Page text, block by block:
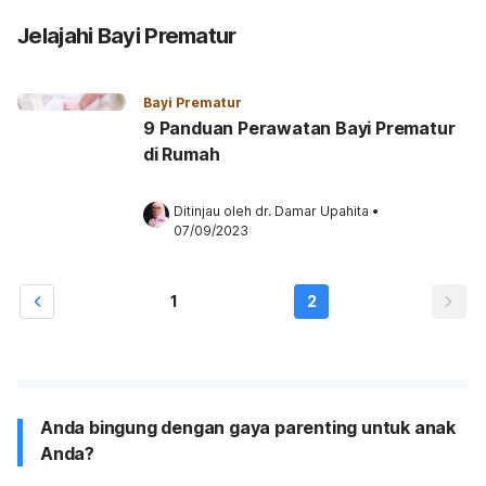
Jelajahi Bayi Prematur
Bayi Prematur
9 Panduan Perawatan Bayi Prematur
di Rumah
Ditinjau oleh dr. Damar Upahita •
07/09/2023
1 2
Anda bingung dengan gaya parenting untuk anak
Anda?